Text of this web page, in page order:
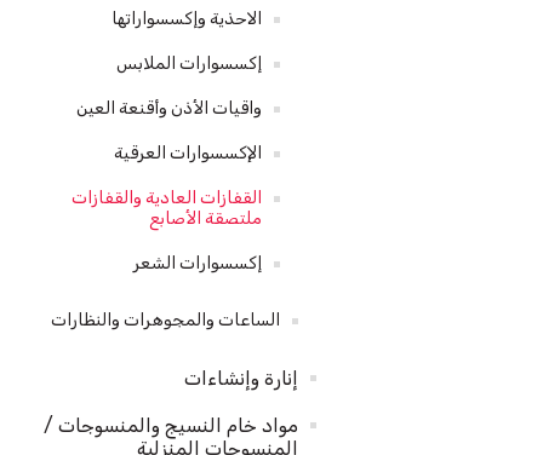
الاحذية وإكسسواراتها
إكسسوارات الملابس
واقيات الأذن وأقنعة العين
الإكسسوارات العرقية
القفازات العادية والقفازات
ملتصقة الأصابع
إكسسوارات الشعر
الساعات والمجوهرات والنظارات
إنارة وإنشاءات
مواد خام النسيج والمنسوجات /
المنسوجات المنزلية